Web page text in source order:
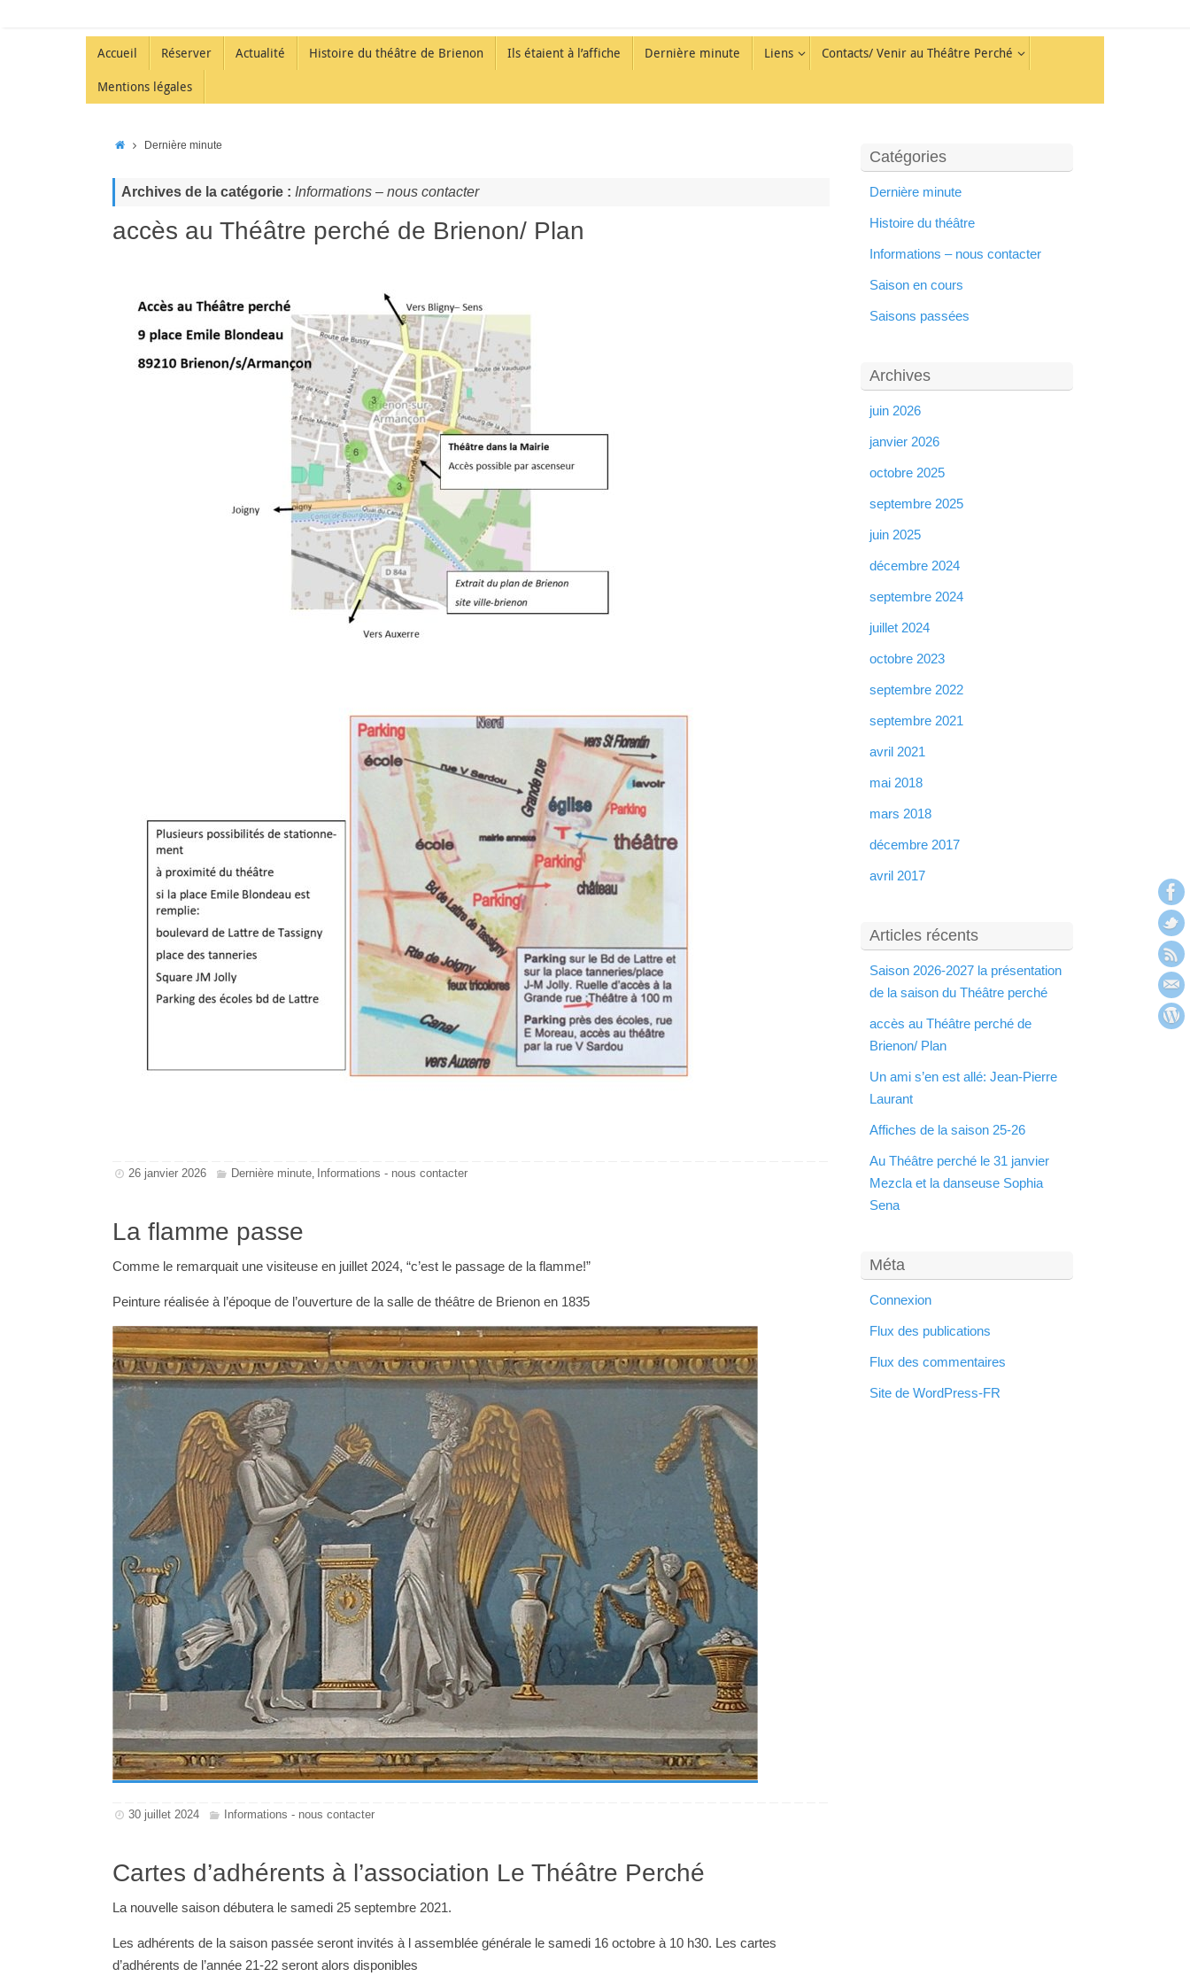
Accueil Réserver Actualité Histoire du théâtre de Brienon Ils étaient à l’affiche Dernière minute Liens
Contacts/ Venir au Théâtre Perché
Mentions légales
Dernière minute
Archives de la catégorie : Informations – nous contacter
accès au Théâtre perché de Brienon/ Plan
26 janvier 2026 Dernière minute, Informations - nous contacter
La flamme passe
Comme le remarquait une visiteuse en juillet 2024, “c’est le passage de la flamme!”
Peinture réalisée à l’époque de l’ouverture de la salle de théâtre de Brienon en 1835
30 juillet 2024 Informations - nous contacter
Cartes d’adhérents à l’association Le Théâtre Perché
La nouvelle saison débutera le samedi 25 septembre 2021.
Les adhérents de la saison passée seront invités à l assemblée générale le samedi 16 octobre à 10 h30. Les cartes
d’adhérents de l’année 21-22 seront alors disponibles
Catégories
Dernière minute
Histoire du théâtre
Informations – nous contacter
Saison en cours
Saisons passées
Archives
juin 2026
janvier 2026
octobre 2025
septembre 2025
juin 2025
décembre 2024
septembre 2024
juillet 2024
octobre 2023
septembre 2022
septembre 2021
avril 2021
mai 2018
mars 2018
décembre 2017
avril 2017
Articles récents
Saison 2026-2027 la présentation
de la saison du Théâtre perché
accès au Théâtre perché de
Brienon/ Plan
Un ami s’en est allé: Jean-Pierre
Laurant
Affiches de la saison 25-26
Au Théâtre perché le 31 janvier
Mezcla et la danseuse Sophia
Sena
Méta
Connexion
Flux des publications
Flux des commentaires
Site de WordPress-FR